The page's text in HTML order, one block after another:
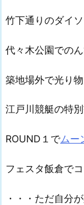
竹下通りのダイ
代々木公園での
築地場外で光り
江戸川競艇の特
ROUND１でムー
フェスタ飯倉で
・・・ただ自分